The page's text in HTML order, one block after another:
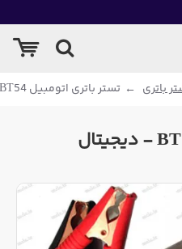
باتری تستر باتری اتومبیل BT54 - دیجیتال